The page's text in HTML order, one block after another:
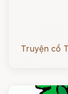
Truyện cổ